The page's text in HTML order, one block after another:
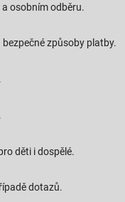
osobním odběru.
způsoby platby.
děti i dospělé.
dotazů.